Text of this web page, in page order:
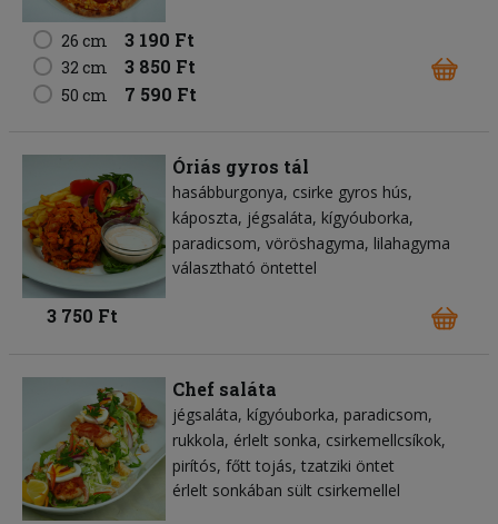
26 cm 3 190 Ft
32 cm 3 850 Ft
50 cm 7 590 Ft
Óriás gyros tál
hasábburgonya csirke gyros hús
káposzta jégsaláta kígyóuborka
paradicsom vöröshagyma lilahagyma
választható öntettel
3 750 Ft
Chef saláta
jégsaláta kígyóuborka paradicsom
rukkola érlelt sonka csirkemellcsíkok
pirítós főtt tojás tzatziki öntet
érlelt sonkában sült csirkemellel